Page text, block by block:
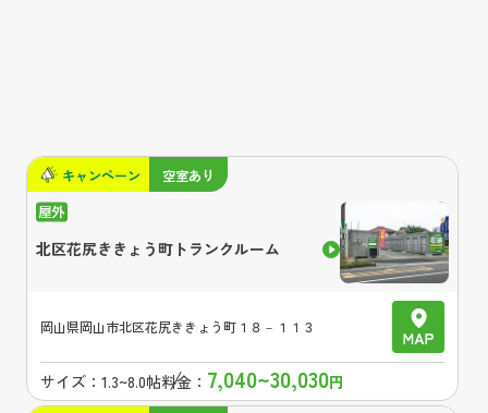
キャンペーン 空室あり
北区花尻ききょう町トランクルーム
岡山県岡山市北区花尻ききょう町１８－１１３
サイズ： 1.3~8.0帖料金： 7,040~30,030円